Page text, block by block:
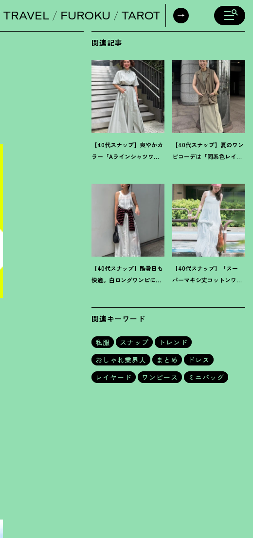
TRAVEL FUROKU TAROT DAILY
関連記事
【40代スナップ】爽やかカ
ラー「Aラインシャツワン
【40代スナップ】夏のワン
ピコーデは「同系色レイ
【40代スナップ】酷暑日も
快適。白ロングワンピに
【40代スナップ】「スー
パーマキシ丈コットンワン
関連キーワード
私服 スナップ
トレンド
おしゃれ業界人
まとめ
ドレス
レイヤード
ワンピース ミニバッグ